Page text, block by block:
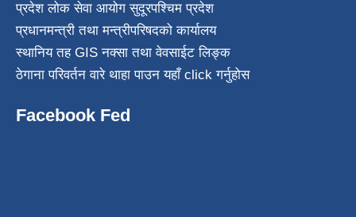
प्रदेश लोक सेवा आयोग सुदूरपश्चिम प्रदेश
प्रधानमन्त्री तथा मन्त्रीपरिषदको कार्यालय
स्थानिय तह GIS नक्सा तथा वेवसाईट लिङ्क
ठेगाना परिवर्तन वारे थाहा पाउन यहाँ click गर्नुहोस
Facebook Fed